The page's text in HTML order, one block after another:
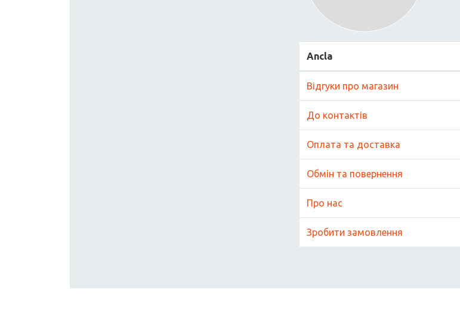
Ancla
Відгуки про магазин
До контактів
Оплата та доставка
Обмін та повернення
Про нас
Зробити замовлення